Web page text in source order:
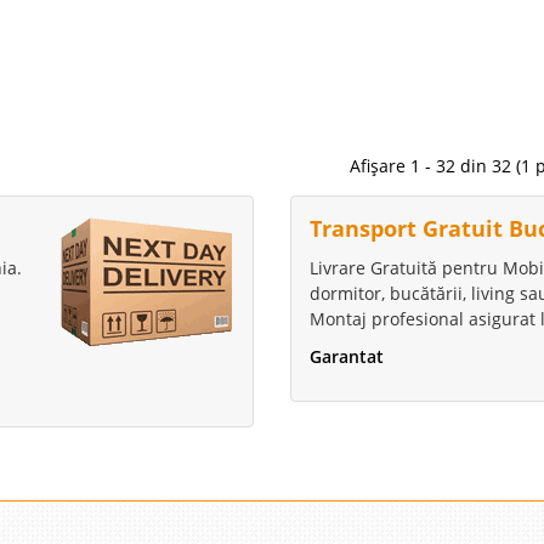
Tatoo
Dormitor pt. Fete in Rate - Tatoo Generatia tanara
..
Compara
Pret Redus
Adauga la
StarFall 90
Compara
Stoc Epuizat -
Afișare 1 - 32 din 32 (1
Transport Gratuit
Livrare Gratuită pentru
dormitor, bucătării, living
Montaj profesional asigurat
Garantat